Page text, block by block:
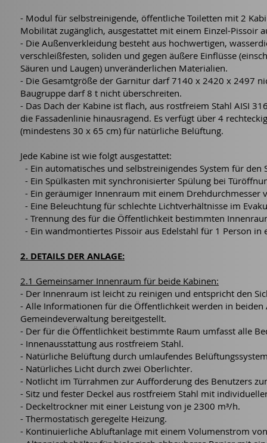
- Modul für selbstreinigende, öffentliche Toiletten mit 2
Mobilität zugänglich, ausgestattet mit einem Einzel-Pissoir
- Die Außenverkleidung besteht aus hochwertigen,
verschleißfesten, soliden und gegen äußere Einflüsse
Säuren und Laugen) unveränderlichen Materialien.
- Die Gesamtgröße der Garnitur darf 7140 x 2420 x 2497
Baugruppe darf 8 t nicht überschreiten.
- Das Dach der Kabine ist flach, aus rostfreiem Stahl AISI
die Fassadenlinie hinausragend. Es verfügt über 4
(mindestens 30 x 65 cm) für natürliche Belüftung.
Jede Kabine ist wie folgt ausgestattet:
- Ein automatisches und selbstreinigendes System für
- Ein Spülkasten mit synchronisierter Spülung bei
- Ein geräumiger Innenraum mit einem Drehdurchmesser
- Eine Beleuchtung für schlechte Lichtverhältnisse im
- Trennung des für die Öffentlichkeit bestimmten
- Ein wandmontiertes Pissoir aus Edelstahl für 1 Person in
2. DETAILS DER ANLAGE:
2.1 Gemeinsamer Innenraum für beide Kabinen:
- Der Innenraum ist leicht zu reinigen und entspricht den
- Alle Informationen für die Öffentlichkeit werden in
Gemeindeverwaltung bereitgestellt.
- Der für die Öffentlichkeit bestimmte Raum umfasst alle
- Innenausstattung aus rostfreiem Stahl.
- Natürliche Belüftung durch umlaufendes
- Natürliches Licht durch zwei Oberlichter.
- Notlicht im Türrahmen zur Aufforderung des Benutzers
- Sitz und fester Deckel aus rostfreiem Stahl mit
- Deckeltrockner mit einer Leistung von je 2300 m³/h.
- Thermostatisch geregelte Heizung.
- Kontinuierliche Abluftanlage mit einem Volumenstrom